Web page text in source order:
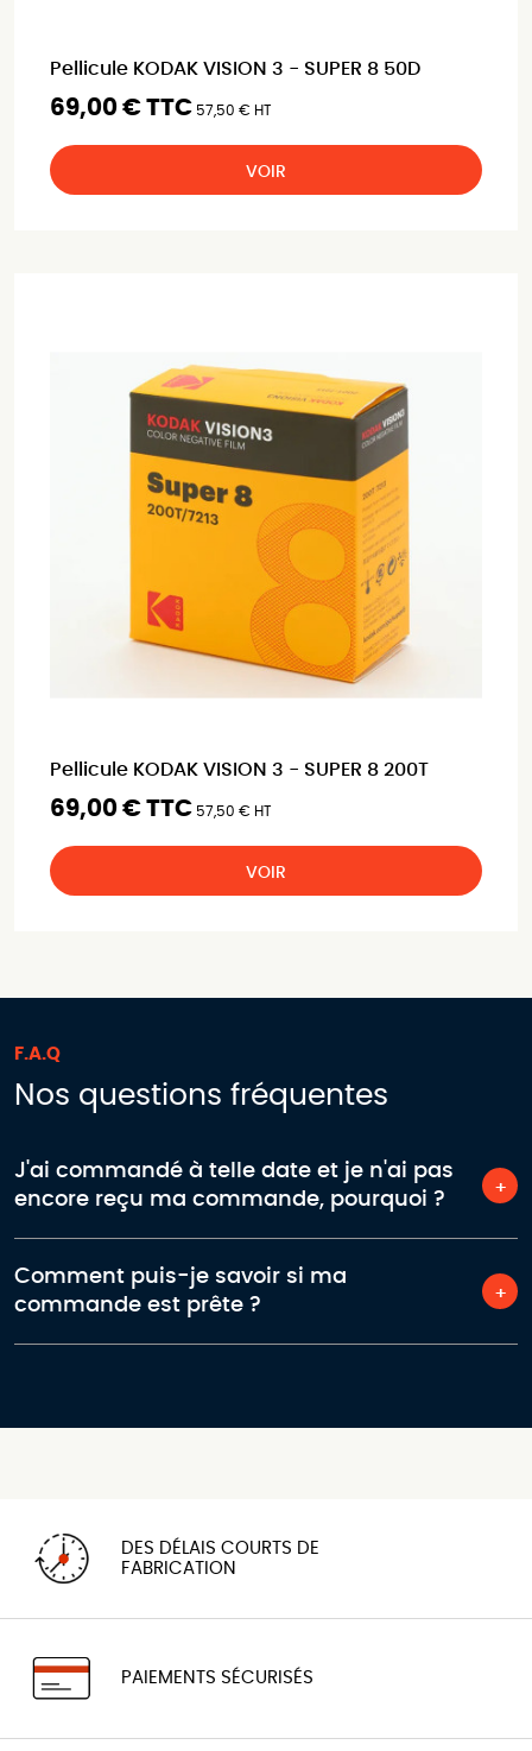
Pellicule KODAK VISION 3 - SUPER 8 50D
69,00 € TTC 57,50 € HT
VOIR
Pellicule KODAK VISION 3 - SUPER 8 200T
69,00 € TTC 57,50 € HT
VOIR
F.A.Q
Nos questions fréquentes
J'ai commandé à telle date et je n'ai pas
encore reçu ma commande, pourquoi ?
Comment puis-je savoir si ma
commande est prête ?
DES DÉLAIS COURTS DE
FABRICATION
PAIEMENTS SÉCURISÉS